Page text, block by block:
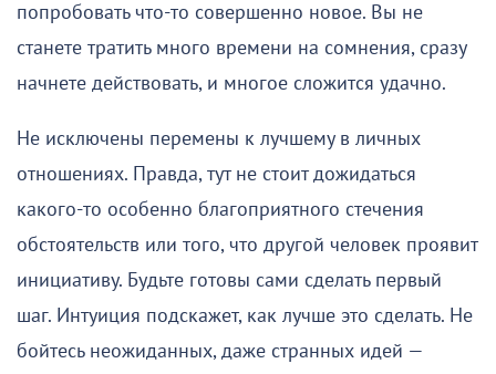
попробовать что-то совершенно новое. Вы не
станете тратить много времени на сомнения, сразу
начнете действовать, и многое сложится удачно.
Не исключены перемены к лучшему в личных
отношениях. Правда, тут не стоит дожидаться
какого-то особенно благоприятного стечения
обстоятельств или того, что другой человек проявит
инициативу. Будьте готовы сами сделать первый
шаг. Интуиция подскажет, как лучше это сделать. Не
бойтесь неожиданных, даже странных идей —